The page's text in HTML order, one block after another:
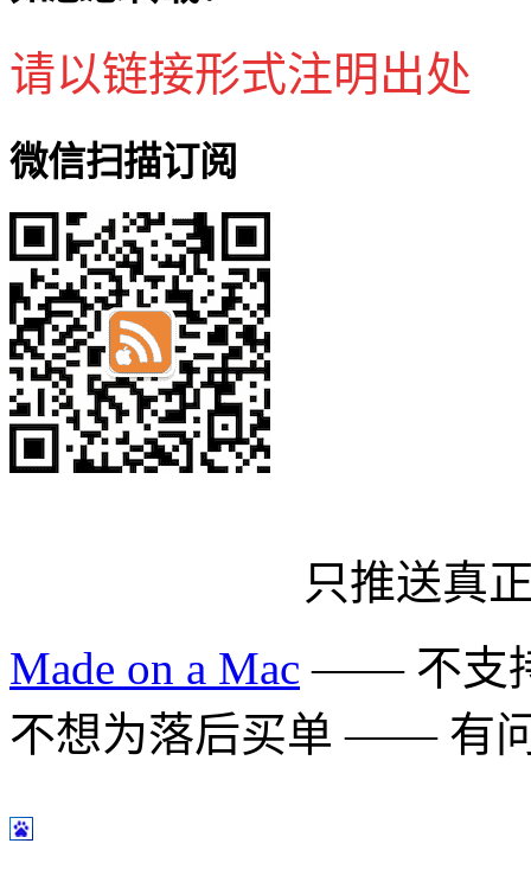
请以链接形式注明出处
微信扫描订阅
只推送真
Made on a Mac —— 不支
不想为落后买单 —— 有